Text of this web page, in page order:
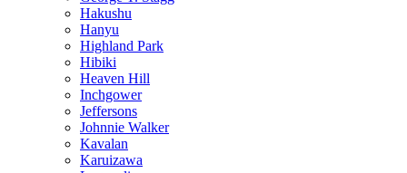
Hakushu
Hanyu
Highland Park
Hibiki
Heaven Hill
Inchgower
Jeffersons
Johnnie Walker
Kavalan
Karuizawa